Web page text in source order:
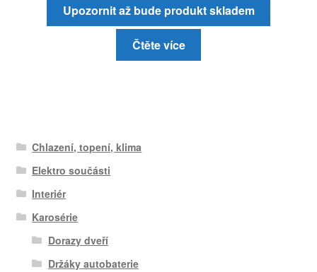
Upozornit až bude produkt skladem
Čtěte více
Chlazení, topení, klima
Elektro součásti
Interiér
Karosérie
Dorazy dveří
Držáky autobaterie